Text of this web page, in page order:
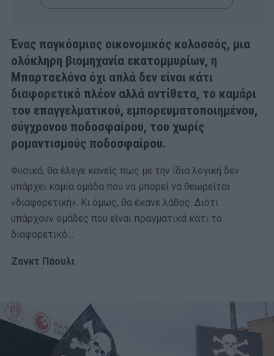
Ένας παγκόσμιος οικονομικός κολοσσός, μια
ολόκληρη βιομηχανία εκατομμυρίων, η
Μπαρτσελόνα όχι απλά δεν είναι κάτι
διαφορετικό πλέον αλλά αντίθετα, το καμάρι
του επαγγελματικού, εμπορευματοποιημένου,
σύγχρονου ποδοσφαίρου, του χωρίς
ρομαντισμούς ποδοσφαίρου.
Φυσικά, θα έλεγε κανείς πως με την ίδια λογική δεν
υπάρχει καμία ομάδα που να μπορεί να θεωρείται
«διαφορετική». Κι όμως, θα έκανε λάθος. Διότι
υπάρχουν ομάδες που είναι πραγματικά κάτι το
διαφορετικό…
Ζανκτ Πάουλι